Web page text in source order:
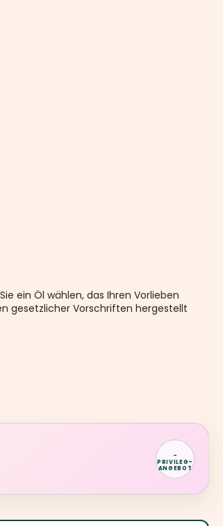
ein Öl wählen, das Ihren Vorlieben
gesetzlicher Vorschriften hergestellt
-
PRIVILEG-
ANGEBOT